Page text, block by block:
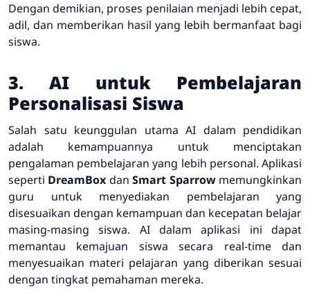
Dengan demikian, proses penilaian menjadi lebih cepat,
adil, dan memberikan hasil yang lebih bermanfaat bagi
siswa.
3. AI untuk Pembelajaran
Personalisasi Siswa
Salah satu keunggulan utama AI dalam pendidikan
adalah kemampuannya untuk menciptakan
pengalaman pembelajaran yang lebih personal. Aplikasi
seperti DreamBox danSmart Sparrowmemungkinkan
guru untuk menyediakan pembelajaran yang
disesuaikan dengan kemampuan dan kecepatan belajar
masing-masing siswa. AI dalam aplikasi ini dapat
memantau kemajuan siswa secara real-time dan
menyesuaikan materi pelajaran yang diberikan sesuai
dengan tingkat pemahaman mereka.